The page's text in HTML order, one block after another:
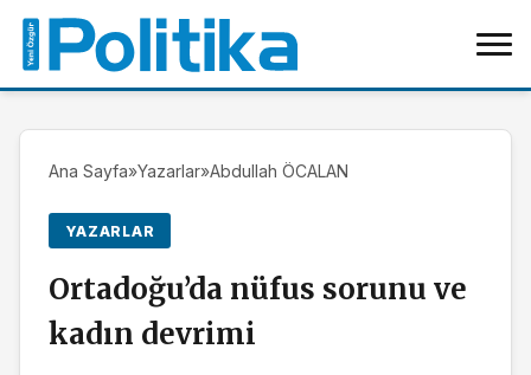
Ana Sayfa»Yazarlar»Abdullah ÖCALAN
YAZARLAR
Ortadoğu’da nüfus sorunu ve
kadın devrimi